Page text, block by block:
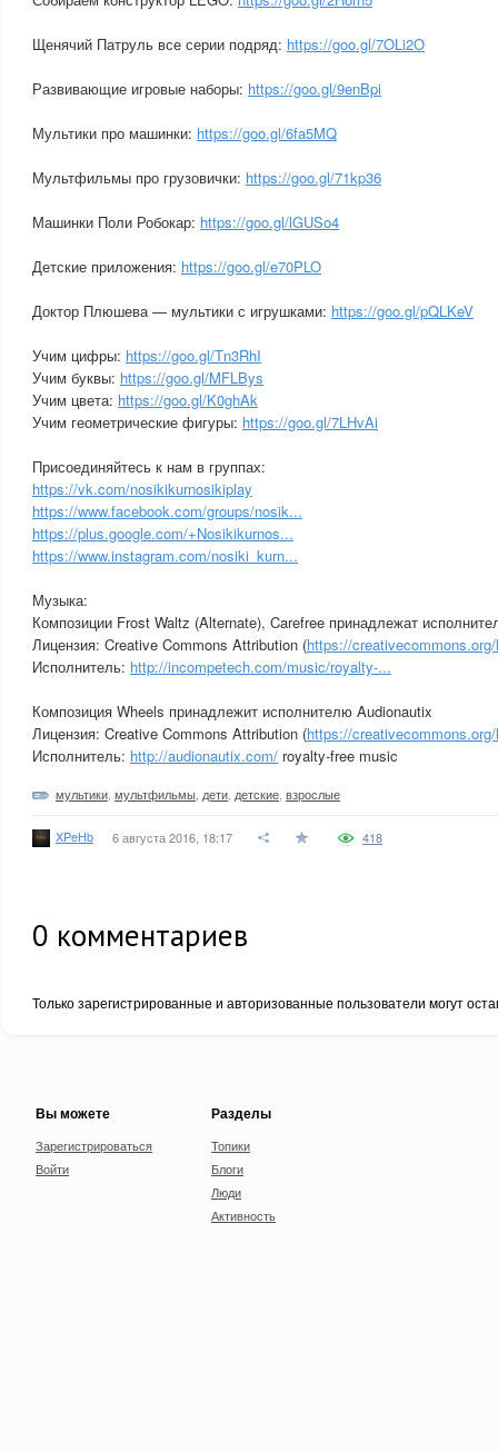
Щенячий Патруль все серии подряд: https://goo.gl/7OLi2O
Развивающие игровые наборы: https://goo.gl/9enBpi
Мультики про машинки: https://goo.gl/6fa5MQ
Мультфильмы про грузовички: https://goo.gl/71kp36
Машинки Поли Робокар: https://goo.gl/lGUSo4
Детские приложения: https://goo.gl/e70PLO
Доктор Плюшева — мультики с игрушками: https://goo.gl/pQLKeV
Учим цифры: https://goo.gl/Tn3RhI
Учим буквы: https://goo.gl/MFLBys
Учим цвета: https://goo.gl/K0ghAk
Учим геометрические фигуры: https://goo.gl/7LHvAi
Присоединяйтесь к нам в группах:
https://vk.com/nosikikurnosikiplay
https://www.facebook.com/groups/nosik...
https://plus.google.com/+Nosikikurnos...
https://www.instagram.com/nosiki_kurn...
Музыка:
Композиции Frost Waltz (Alternate), Carefree принадлежат
Лицензия: Creative Commons Attribution (https://
Исполнитель: http://incompetech.com/music/royalty-...
Композиция Wheels принадлежит исполнителю Audionautix
Лицензия: Creative Commons Attribution (https://
Исполнитель: http://audionautix.com/ royalty-free music
мультики мультфильмы дети детские взрослые
XPeHb 6 августа 2016, 18:17 418
0 комментариев
Только зарегистрированные и авторизованные пользователи могут
Вы можете
Зарегистрироваться
Войти
Разделы
Топики
Блоги
Люди
Активность